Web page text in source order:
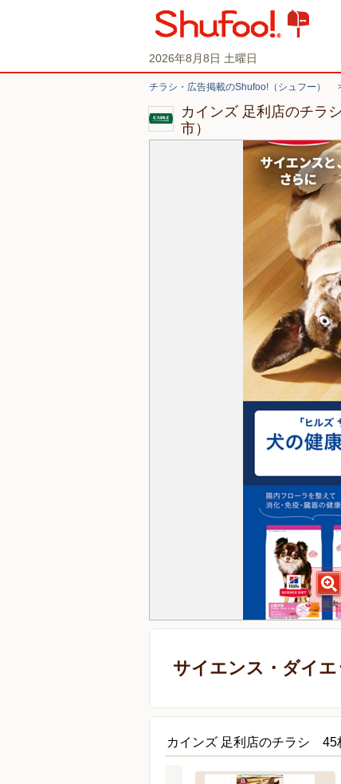
2026年8月8日 土曜日
チラシ・広告掲載のShufoo!（シュフー）
カインズ 足利店のチラ
市）
サイエンス・ダイ
カインズ 足利店のチラシ 45